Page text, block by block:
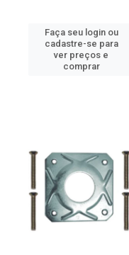
Faça seu login ou
cadastre-se para
ver preços e
comprar